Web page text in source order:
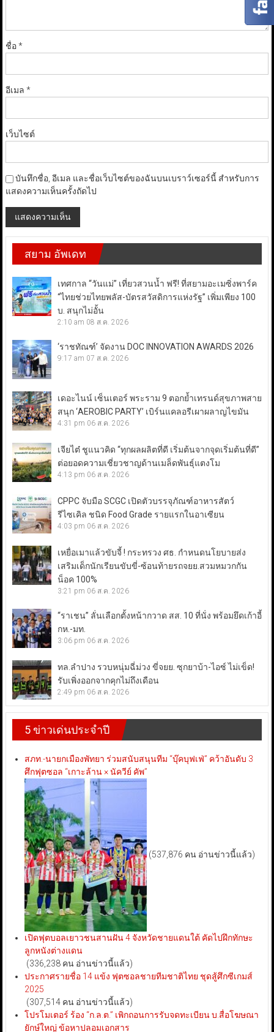
ชื่อ*
อีเมล *
เว็บไซต์
บันทึกชื่อ, อีเมล และชื่อเว็บไซต์ของฉันบนเบราว์เซอร์นี้ สำหรับการ
แสดงความเห็นครั้งถัดไป
สยาม อัพเดท
เทศกาล “วันแม่” เที่ยวสวนน้ำ ฟรี! ที่สยามอะเมซิ่งพาร์ค
“ไทยช่วยไทยพลัส-บัตรสวัสดิการแห่งรัฐ” เพิ่มเพียง 100
บ. สนุกไม่อั้น
2:10 am 08 ส.ค. 2026
‘ราชทัณฑ์’ จัดงาน DOC INNOVATION AWARDS 2026
9:17 am 07 ส.ค. 2026
เดอะไนน์ เซ็นเตอร์ พระราม 9 ตอกย้ำเทรนด์สุขภาพสาย
สนุก ‘AEROBIC PARTY’ เบิร์นแคลอรีเผาผลาญไขมัน
4:31 pm 06 ส.ค. 2026
เจียไต๋ ชูแนวคิด “ทุกผลผลิตที่ดี เริ่มต้นจากจุดเริ่มต้นที่ดี”
ต่อยอดความเชี่ยวชาญด้านเมล็ดพันธุ์แตงโม
4:13 pm 06 ส.ค. 2026
CPPC จับมือ SCGC เปิดตัวบรรจุภัณฑ์อาหารสัตว์
รีไซเคิล ชนิด Food Grade รายแรกในอาเซียน
4:03 pm 06 ส.ค. 2026
เหยื่อเมาแล้วขับจี้ ! กระทรวง ศธ. กำหนดนโยบายส่ง
เสริมเด็กนักเรียนขับขี่-ซ้อนท้ายรถจยย.สวมหมวกกัน
น็อค 100%
3:21 pm 06 ส.ค. 2026
“ราเชน” ลั่นเลือกตั้งหน้ากวาด สส. 10 ที่นั่ง พร้อมยึดเก้าอี้
กห.-มท.
3:06 pm 06 ส.ค. 2026
ทล.ลำปาง รวบหนุ่มฉี่ม่วง ขี่จยย. ซุกยาบ้า-ไอซ์ ไม่เข็ด!
รับเพิ่งออกจากคุกไม่ถึงเดือน
2:49 pm 06 ส.ค. 2026
5 ข่าวเด่นประจำปี
สภท.-นายกเมืองพัทยา ร่วมสนับสนุนทีม “บุ๊คบุฟเฟ่” คว้าอันดับ 3
ศึกฟุตซอล “เกาะล้าน × นัควีย์ คัพ”
(537,876 คน อ่านข่าวนี้แล้ว)
เปิดฟุตบอลเยาวชนสานฝัน 4 จังหวัดชายแดนใต้ คัดไปฝึกทักษะ
ลูกหนังต่างแดน
(336,238 คน อ่านข่าวนี้แล้ว)
ประกาศรายชื่อ 14 แข้ง ฟุตซอลชายทีมชาติไทย ชุดสู้ศึกซีเกมส์
2025
(307,514 คน อ่านข่าวนี้แล้ว)
โปรโมเตอร์ ร้อง “ก.ล.ต.” เพิกถอนการรับจดทะเบียน บ.สื่อโฆษณา
ยักษ์ใหญ่ ข้อหาปลอมเอกสาร